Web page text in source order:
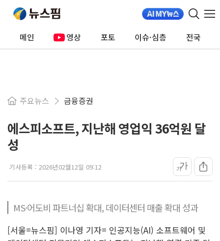
메인 영상 포토 이슈·심층 전국
주요뉴스 금융증권
에스피소프트, 지난해 영업익 36억원 달
성
기사등록 : 2026년02월12일 09:12 가가
MS·어도비 파트너십 확대, 데이터센터 매출 확대 성과
[서울=뉴스핌] 이나영 기자= 인공지능(AI) 소프트웨어 및